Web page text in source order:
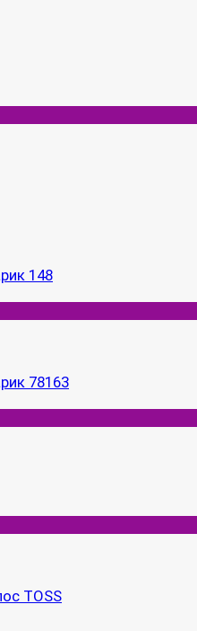
148
78163
TOSS